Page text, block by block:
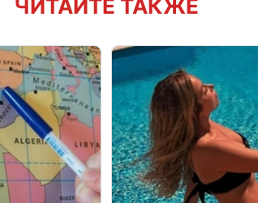
ЧИТАЙТЕ ТАКЖЕ